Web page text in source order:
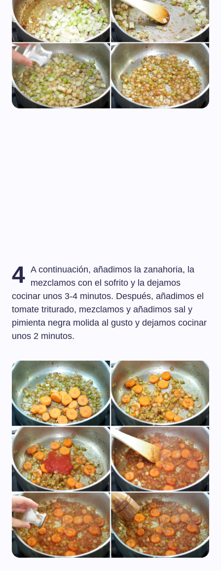
4 A continuación, añadimos la zanahoria, la
mezclamos con el sofrito y la dejamos
cocinar unos 3-4 minutos. Después, añadimos el
tomate triturado, mezclamos y añadimos sal y
pimienta negra molida al gusto y dejamos cocinar
unos 2 minutos.